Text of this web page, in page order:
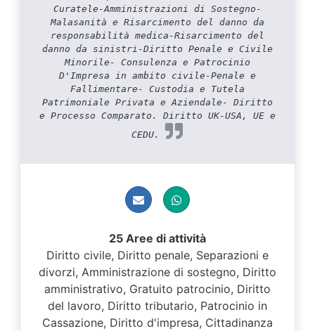
Curatele-Amministrazioni di Sostegno-
Malasanità e Risarcimento del danno da
responsabilità medica-Risarcimento del
danno da sinistri-Diritto Penale e Civile
Minorile- Consulenza e Patrocinio
D'Impresa in ambito civile-Penale e
Fallimentare- Custodia e Tutela
Patrimoniale Privata e Aziendale- Diritto
e Processo Comparato. Diritto UK-USA, UE e
CEDU.
25 Aree di attività
Diritto civile, Diritto penale, Separazioni e
divorzi, Amministrazione di sostegno, Diritto
amministrativo, Gratuito patrocinio, Diritto
del lavoro, Diritto tributario, Patrocinio in
Cassazione, Diritto d'impresa, Cittadinanza